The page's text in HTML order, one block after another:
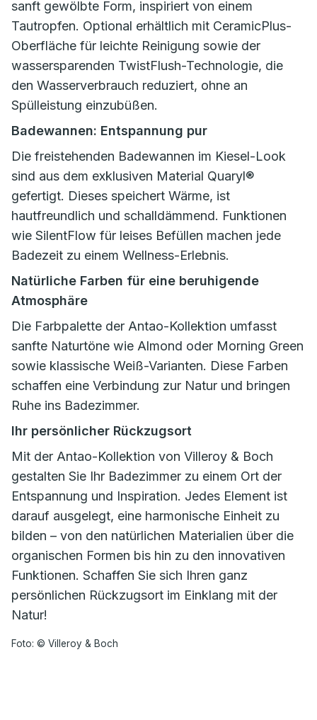
sanft gewölbte Form, inspiriert von einem
Tautropfen. Optional erhältlich mit CeramicPlus-
Oberfläche für leichte Reinigung sowie der
wassersparenden TwistFlush-Technologie, die
den Wasserverbrauch reduziert, ohne an
Spülleistung einzubüßen.
Badewannen: Entspannung pur
Die freistehenden Badewannen im Kiesel-Look
sind aus dem exklusiven Material Quaryl®
gefertigt. Dieses speichert Wärme, ist
hautfreundlich und schalldämmend. Funktionen
wie SilentFlow für leises Befüllen machen jede
Badezeit zu einem Wellness-Erlebnis.
Natürliche Farben für eine beruhigende
Atmosphäre
Die Farbpalette der Antao-Kollektion umfasst
sanfte Naturtöne wie Almond oder Morning Green
sowie klassische Weiß-Varianten. Diese Farben
schaffen eine Verbindung zur Natur und bringen
Ruhe ins Badezimmer.
Ihr persönlicher Rückzugsort
Mit der Antao-Kollektion von Villeroy & Boch
gestalten Sie Ihr Badezimmer zu einem Ort der
Entspannung und Inspiration. Jedes Element ist
darauf ausgelegt, eine harmonische Einheit zu
bilden – von den natürlichen Materialien über die
organischen Formen bis hin zu den innovativen
Funktionen. Schaffen Sie sich Ihren ganz
persönlichen Rückzugsort im Einklang mit der
Natur!
Foto: © Villeroy & Boch